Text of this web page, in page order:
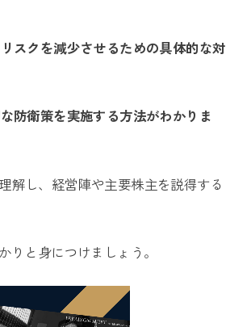
スクを減少させるための具体的な対
防衛策を実施する方法がわかりま
解し、経営陣や主要株主を説得する
と身につけましょう。